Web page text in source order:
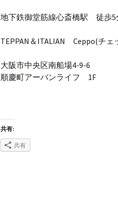
地下鉄御堂筋線心斎橋駅 徒歩5
TEPPAN＆ITALIAN Ceppo(チェ
大阪市中央区南船場4-9-6
順慶町アーバンライフ 1F
共有:
共有